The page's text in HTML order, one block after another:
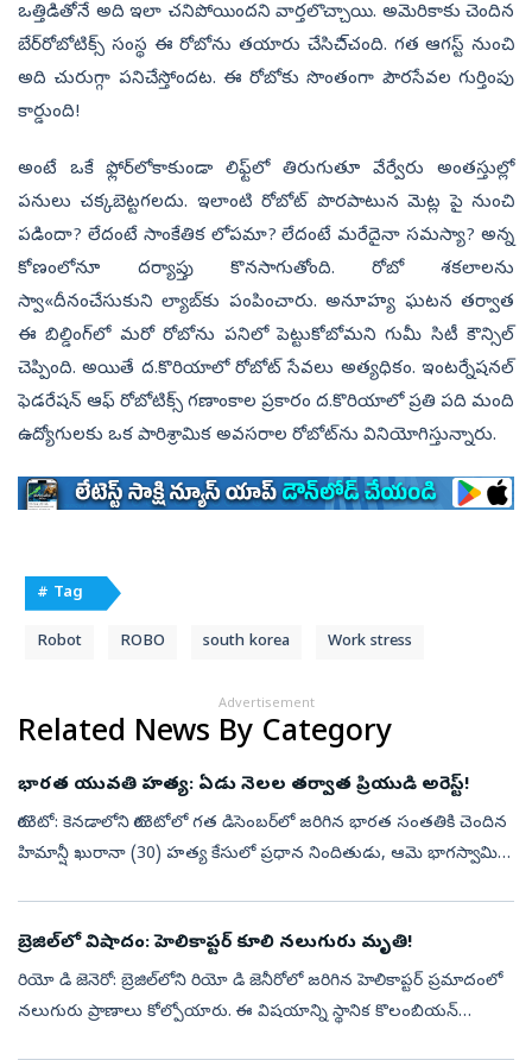
ఒత్తిడితోనే అది ఇలా చనిపోయిందని వార్తలొచ్చాయి. అమెరికాకు చెందిన
బేర్‌రోబోటిక్స్‌ సంస్థ ఈ రోబోను తయారు చేసిచి్చంది. గత ఆగస్ట్‌ నుంచి
అది చురుగ్గా పనిచేస్తోందట. ఈ రోబోకు సొంతంగా పౌరసేవల గుర్తింపు
కార్డుంది!
అంటే ఒకే ఫ్లోర్‌లోకాకుండా లిఫ్ట్‌లో తిరుగుతూ వేర్వేరు అంతస్తుల్లో
పనులు చక్కబెట్టగలదు. ఇలాంటి రోబోట్‌ పొరపాటున మెట్ల పై నుంచి
పడిందా? లేదంటే సాంకేతిక లోపమా? లేదంటే మరేదైనా సమస్యా? అన్న
కోణంలోనూ దర్యాప్తు కొనసాగుతోంది. రోబో శకలాలను
స్వా«దీనంచేసుకుని ల్యాబ్‌కు పంపించారు. అనూహ్య ఘటన తర్వాత
ఈ బిల్డింగ్‌లో మరో రోబోను పనిలో పెట్టుకోబోమని గుమీ సిటీ కౌన్సిల్‌
చెప్పింది. అయితే ద.కొరియాలో రోబోట్‌ సేవలు అత్యధికం. ఇంటర్నేషనల్‌
ఫెడరేషన్‌ ఆఫ్‌ రోబోటిక్స్‌ గణాంకాల ప్రకారం ద.కొరియాలో ప్రతి పది మంది
ఉద్యోగులకు ఒక పారిశ్రామిక అవసరాల రోబోట్‌ను వినియోగిస్తున్నారు.
# Tag
Robot ROBO south korea Work stress
Advertisement
Related News By Category
భారత యువతి హత్య: ఏడు నెలల తర్వాత ప్రియుడి అరెస్ట్!
టొరంటో: కెనడాలోని టొరంటోలో గత డిసెంబర్‌లో జరిగిన భారత సంతతికి చెందిన
హిమాన్షీ ఖురానా (30) హత్య కేసులో ప్రధాన నిందితుడు, ఆమె భాగస్వామి
బ్రెజిల్‌లో విషాదం: హెలికాప్టర్ కూలి నలుగురు మృతి!
రియో డి జెనెరో: బ్రెజిల్‌లోని రియో డి జెనీరోలో జరిగిన హెలికాప్టర్ ప్రమాదంలో
నలుగురు ప్రాణాలు కోల్పోయారు. ఈ విషయాన్ని స్థానిక కొలంబియన్